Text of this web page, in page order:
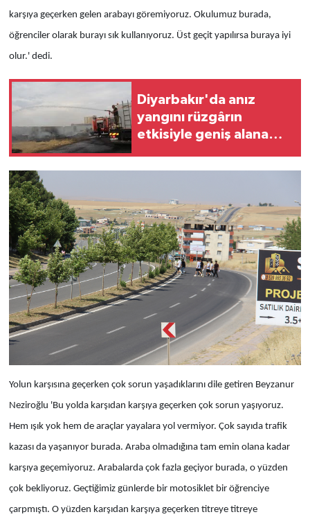
karşıya geçerken gelen arabayı göremiyoruz. Okulumuz burada,
öğrenciler olarak burayı sık kullanıyoruz. Üst geçit yapılırsa buraya iyi
olur.' dedi.
Diyarbakır'da anız
yangını rüzgârın
etkisiyle geniş alana
Yolun karşısına geçerken çok sorun yaşadıklarını dile getiren Beyzanur
Neziroğlu 'Bu yolda karşıdan karşıya geçerken çok sorun yaşıyoruz.
Hem ışık yok hem de araçlar yayalara yol vermiyor. Çok sayıda trafik
kazası da yaşanıyor burada. Araba olmadığına tam emin olana kadar
karşıya geçemiyoruz. Arabalarda çok fazla geçiyor burada, o yüzden
çok bekliyoruz. Geçtiğimiz günlerde bir motosiklet bir öğrenciye
çarpmıştı. O yüzden karşıdan karşıya geçerken titreye titreye